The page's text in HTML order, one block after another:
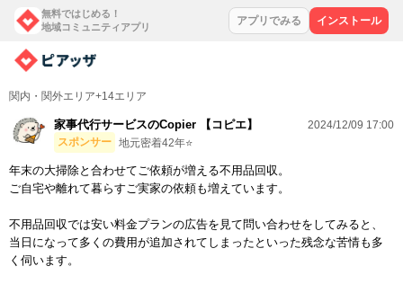
無料ではじめる！
地域コミュニティアプリ
アプリでみる インストール
関内・関外エリア+14エリア
家事代行サービスのCopier 【コピエ】
スポンサー 地元密着42年⭐️
2024/12/09 17:00
年末の大掃除と合わせてご依頼が増える不用品回収。
ご自宅や離れて暮らすご実家の依頼も増えています。
不用品回収では安い料金プランの広告を見て問い合わせをしてみると、
当日になって多くの費用が追加されてしまったといった残念な苦情も多
く伺います。